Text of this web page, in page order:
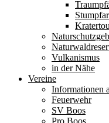
Vulkanismus
in der Nähe
Vereine
Informationen
Feuerwehr
SV Boos
Pro Boos